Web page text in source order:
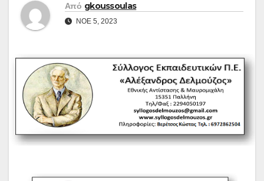
Από gkoussoulas
ΝΟΈ 5, 2023